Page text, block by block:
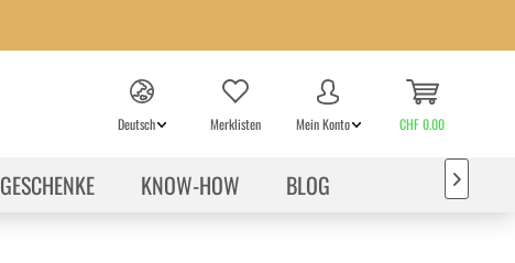
Deutsch Merklisten Mein Konto CHF 0.00
GESCHENKE KNOW-HOW BLOG 